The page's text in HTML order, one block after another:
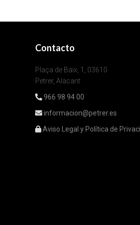
Contacto
Plaça de Baix, 1, 03610
Petrer, Alacant
966 98 94 00
informacion@petrer.es
Aviso Legal y Política de